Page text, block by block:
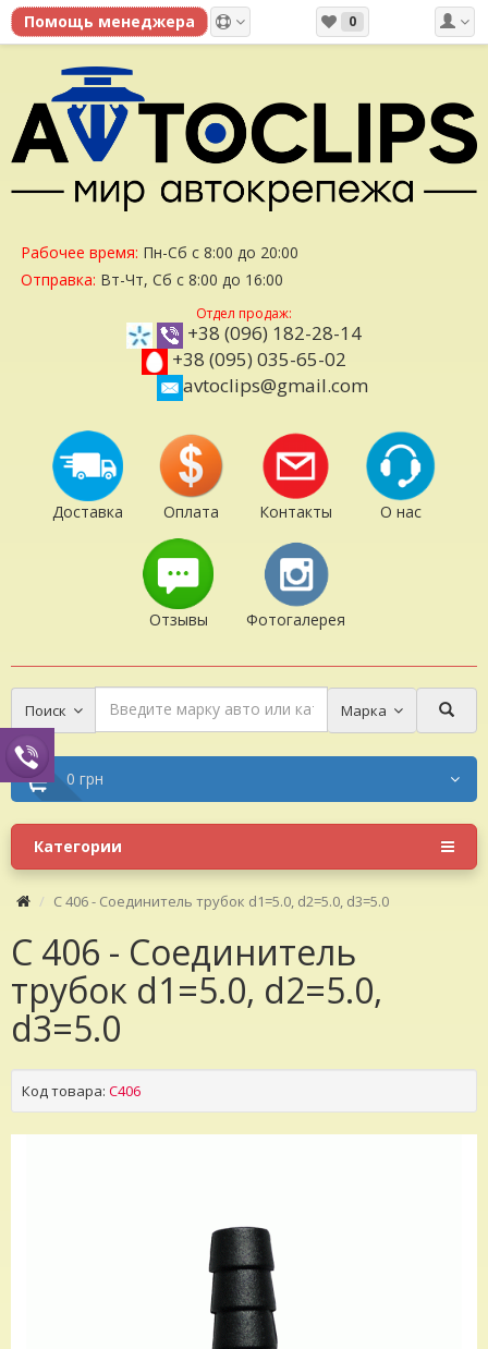
0
Рабочее время: Пн-Сб с 8:00 до 20:00
Отправка: Вт-Чт, Сб с 8:00 до 16:00
Отдел продаж:
+38 (096) 182-28-14
+38 (095) 035-65-02
avtoclips@gmail.com
Доставка Оплата Контакты О нас
Отзывы Фотогалерея
Поиск Марка
0 грн
Категории
C 406 - Соединитель трубок d1=5.0, d2=5.0, d3=5.0
C 406 - Соединитель
трубок d1=5.0, d2=5.0,
d3=5.0
Код товара: C406